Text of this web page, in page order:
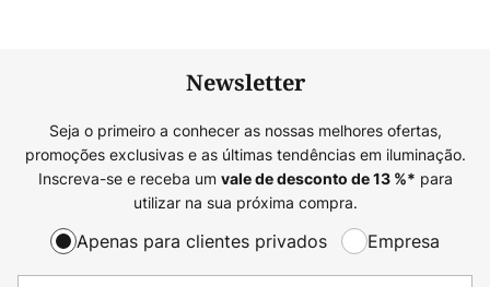
Newsletter
Seja o primeiro a conhecer as nossas melhores ofertas,
promoções exclusivas e as últimas tendências em iluminação.
Inscreva-se e receba um vale de desconto de13%* para
utilizar na sua próxima compra.
Apenas para clientes privados Empresa